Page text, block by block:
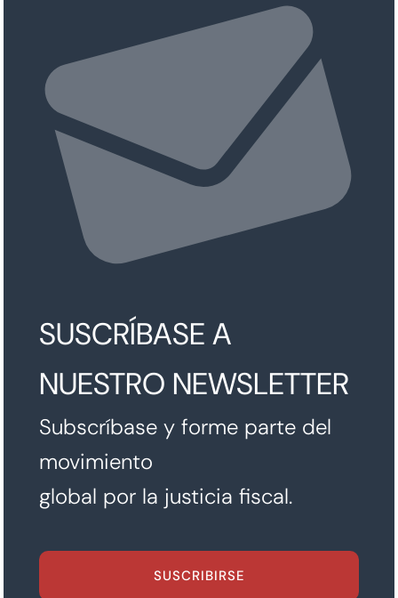
SUSCRÍBASE A
NUESTRO NEWSLETTER
Subscríbase y forme parte del
movimiento
global por la justicia fiscal.
SUSCRIBIRSE